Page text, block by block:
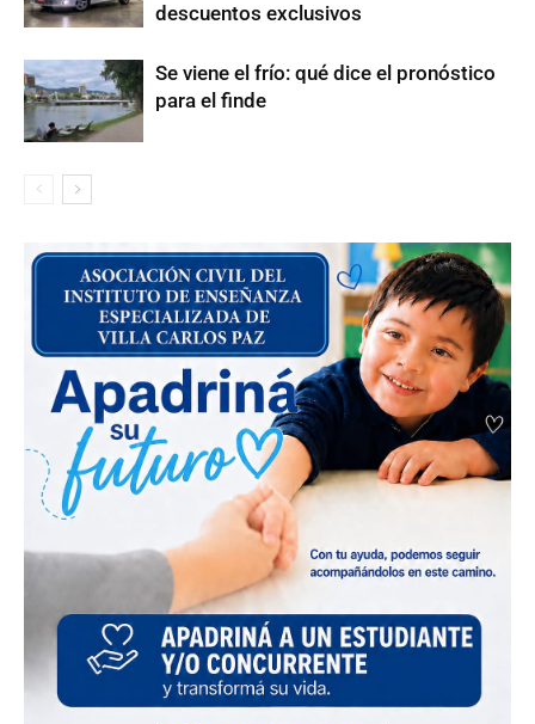
descuentos exclusivos
Se viene el frío: qué dice el pronóstico
para el finde